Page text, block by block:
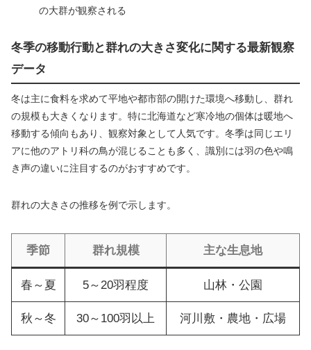
の大群が観察される
冬季の移動行動と群れの大きさ変化に関する最新観察
データ
冬は主に食料を求めて平地や都市部の開けた環境へ移動し、群れ
の規模も大きくなります。特に北海道など寒冷地の個体は暖地へ
移動する傾向もあり、観察対象として人気です。冬季は同じエリ
アに他のアトリ科の鳥が混じることも多く、識別には羽の色や鳴
き声の違いに注目するのがおすすめです。
群れの大きさの推移を例で示します。
季節 群れ規模 主な生息地
春～夏 5～20羽程度 山林・公園
秋～冬 30～100羽以上 河川敷・農地・広場